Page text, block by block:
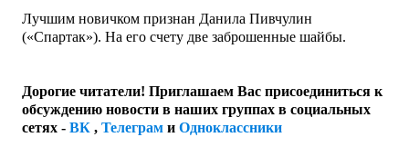
Лучшим новичком признан Данила Пивчулин
(«Спартак»). На его счету две заброшенные шайбы.
Дорогие читатели! Приглашаем Вас присоединиться к
обсуждению новости в наших группах в социальных
сетях - ВК , Телеграм и Одноклассники